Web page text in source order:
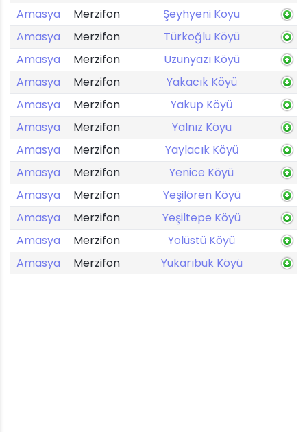
Amasya
Merzifon
Şeyhyeni Köyü
Amasya
Merzifon
Türkoğlu Köyü
Amasya
Merzifon
Uzunyazı Köyü
Amasya
Merzifon
Yakacık Köyü
Amasya
Merzifon
Yakup Köyü
Amasya
Merzifon
Yalnız Köyü
Amasya
Merzifon
Yaylacık Köyü
Amasya
Merzifon
Yenice Köyü
Amasya
Merzifon
Yeşilören Köyü
Amasya
Merzifon
Yeşiltepe Köyü
Amasya
Merzifon
Yolüstü Köyü
Amasya
Merzifon Yukarıbük Köyü